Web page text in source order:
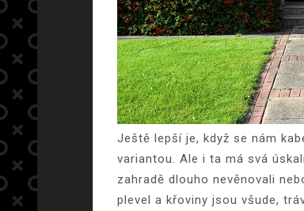
Ještě lepší je, když se nám
variantou. Ale i ta má svá
zahradě dlouho nevěnovali
plevel a křoviny jsou všude,